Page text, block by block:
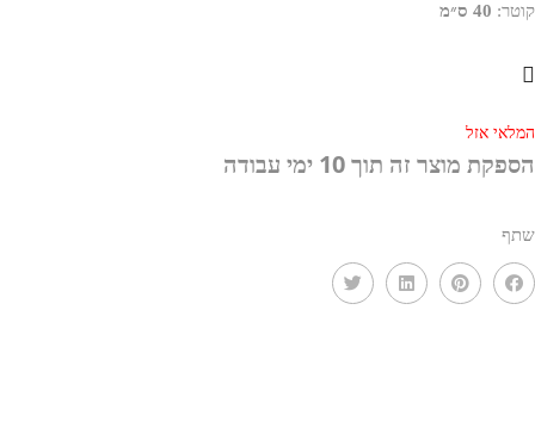
קוטר: 40 ס״מ
המלאי אזל
הספקת מוצר זה תוך 10 ימי עבודה
שתף